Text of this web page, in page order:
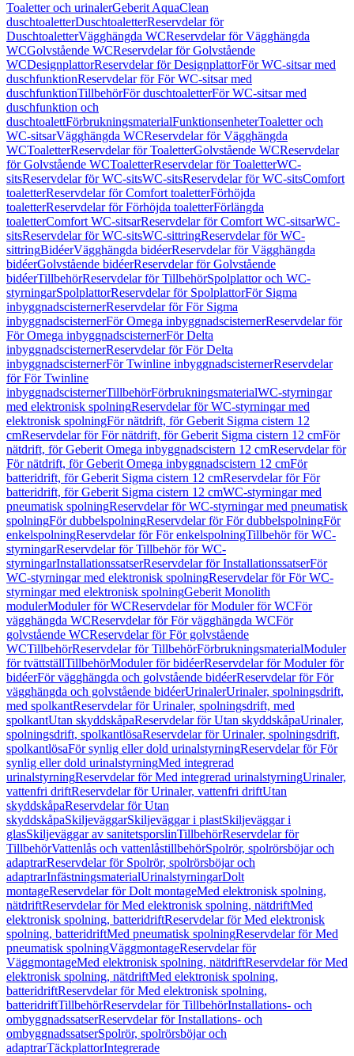
Toaletter och urinalerGeberit AquaClean
duschtoaletterDuschtoaletterReservdelar för
DuschtoaletterVägghängda WCReservdelar för Vägghängda
WCGolvstående WCReservdelar för Golvstående
WCDesignplattorReservdelar för DesignplattorFör WC-sitsar med
duschfunktionReservdelar för För WC-sitsar med
duschfunktionTillbehörFör duschtoaletterFör WC-sitsar med
duschfunktion och
duschtoalettFörbrukningsmaterialFunktionsenheterToaletter och
WC-sitsarVägghängda WCReservdelar för Vägghängda
WCToaletterReservdelar för ToaletterGolvstående WCReservdelar
för Golvstående WCToaletterReservdelar för ToaletterWC-
sitsReservdelar för WC-sitsWC-sitsReservdelar för WC-sitsComfort
toaletterReservdelar för Comfort toaletterFörhöjda
toaletterReservdelar för Förhöjda toaletterFörlängda
toaletterComfort WC-sitsarReservdelar för Comfort WC-sitsarWC-
sitsReservdelar för WC-sitsWC-sittringReservdelar för WC-
sittringBidéerVägghängda bidéerReservdelar för Vägghängda
bidéerGolvstående bidéerReservdelar för Golvstående
bidéerTillbehörReservdelar för TillbehörSpolplattor och WC-
styrningarSpolplattorReservdelar för SpolplattorFör Sigma
inbyggnadscisternerReservdelar för För Sigma
inbyggnadscisternerFör Omega inbyggnadscisternerReservdelar för
För Omega inbyggnadscisternerFör Delta
inbyggnadscisternerReservdelar för För Delta
inbyggnadscisternerFör Twinline inbyggnadscisternerReservdelar
för För Twinline
inbyggnadscisternerTillbehörFörbrukningsmaterialWC-styrningar
med elektronisk spolningReservdelar för WC-styrningar med
elektronisk spolningFör nätdrift, för Geberit Sigma cistern 12
cmReservdelar för För nätdrift, för Geberit Sigma cistern 12 cmFör
nätdrift, för Geberit Omega inbyggnadscistern 12 cmReservdelar för
För nätdrift, för Geberit Omega inbyggnadscistern 12 cmFör
batteridrift, för Geberit Sigma cistern 12 cmReservdelar för För
batteridrift, för Geberit Sigma cistern 12 cmWC-styrningar med
pneumatisk spolningReservdelar för WC-styrningar med pneumatisk
spolningFör dubbelspolningReservdelar för För dubbelspolningFör
enkelspolningReservdelar för För enkelspolningTillbehör för WC-
styrningarReservdelar för Tillbehör för WC-
styrningarInstallationssatserReservdelar för InstallationssatserFör
WC-styrningar med elektronisk spolningReservdelar för För WC-
styrningar med elektronisk spolningGeberit Monolith
modulerModuler för WCReservdelar för Moduler för WCFör
vägghängda WCReservdelar för För vägghängda WCFör
golvstående WCReservdelar för För golvstående
WCTillbehörReservdelar för TillbehörFörbrukningsmaterialModuler
för tvättställTillbehörModuler för bidéerReservdelar för Moduler för
bidéerFör vägghängda och golvstående bidéerReservdelar för För
vägghängda och golvstående bidéerUrinalerUrinaler, spolningsdrift,
med spolkantReservdelar för Urinaler, spolningsdrift, med
spolkantUtan skyddskåpaReservdelar för Utan skyddskåpaUrinaler,
spolningsdrift, spolkantlösaReservdelar för Urinaler, spolningsdrift,
spolkantlösaFör synlig eller dold urinalstyrningReservdelar för För
synlig eller dold urinalstyrningMed integrerad
urinalstyrningReservdelar för Med integrerad urinalstyrningUrinaler,
vattenfri driftReservdelar för Urinaler, vattenfri driftUtan
skyddskåpaReservdelar för Utan
skyddskåpaSkiljeväggarSkiljeväggar i plastSkiljeväggar i
glasSkiljeväggar av sanitetsporslinTillbehörReservdelar för
TillbehörVattenlås och vattenlåstillbehörSpolrör, spolrörsböjar och
adaptrarReservdelar för Spolrör, spolrörsböjar och
adaptrarInfästningsmaterialUrinalstyrningarDolt
montageReservdelar för Dolt montageMed elektronisk spolning,
nätdriftReservdelar för Med elektronisk spolning, nätdriftMed
elektronisk spolning, batteridriftReservdelar för Med elektronisk
spolning, batteridriftMed pneumatisk spolningReservdelar för Med
pneumatisk spolningVäggmontageReservdelar för
VäggmontageMed elektronisk spolning, nätdriftReservdelar för Med
elektronisk spolning, nätdriftMed elektronisk spolning,
batteridriftReservdelar för Med elektronisk spolning,
batteridriftTillbehörReservdelar för TillbehörInstallations- och
ombyggnadssatserReservdelar för Installations- och
ombyggnadssatserSpolrör, spolrörsböjar och
adaptrarTäckplattorIntegrerade